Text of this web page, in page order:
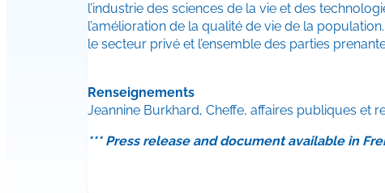
l’industrie des sciences de la vie et des
l’amélioration de la qualité de vie de la
le secteur privé et l’ensemble des parties
Renseignements
Jeannine Burkhard, Cheffe, affaires publiques et
*** Press release and document available in